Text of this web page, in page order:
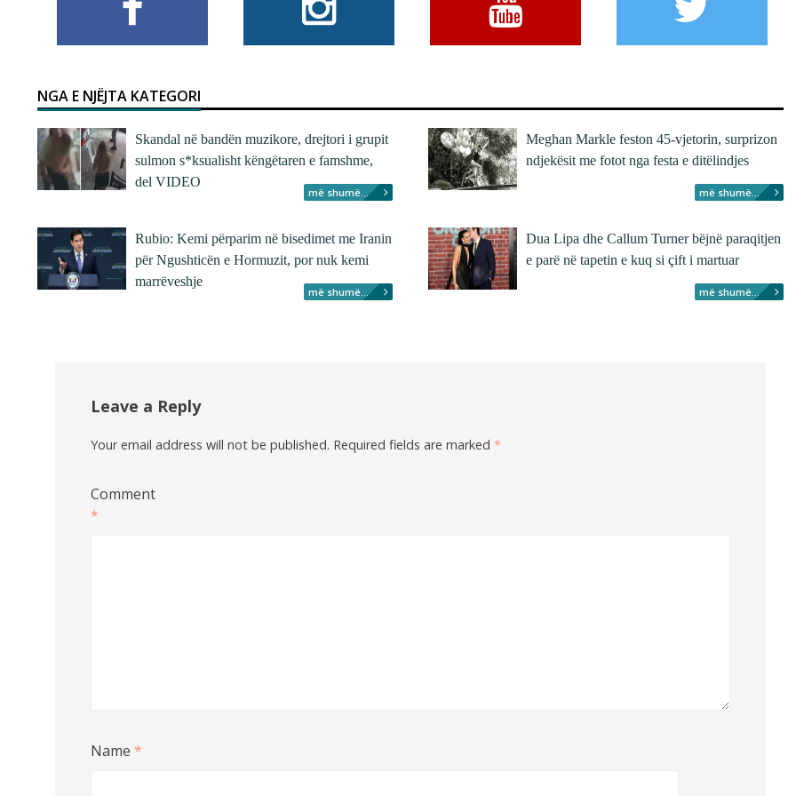
NGA E NJËJTA KATEGORI
Skandal në bandën muzikore, drejtori i grupit
sulmon s*ksualisht këngëtaren e famshme,
del VIDEO
më shumë...
Meghan Markle feston 45-vjetorin, surprizon
ndjekësit me fotot nga festa e ditëlindjes
më shumë...
Rubio: Kemi përparim në bisedimet me Iranin
për Ngushticën e Hormuzit, por nuk kemi
marrëveshje
më shumë...
Dua Lipa dhe Callum Turner bëjnë paraqitjen
e parë në tapetin e kuq si çift i martuar
më shumë...
Leave a Reply
Your email address will not be published. Required fields are marked *
Comment
*
Name *